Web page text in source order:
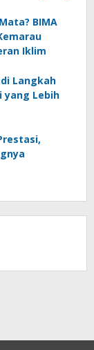
BIMA
Iklim
Langkah
yang Lebih